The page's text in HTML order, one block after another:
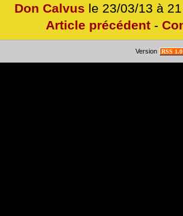
Don Calvus le 23/03/13 à
Article précédent -
Version RSS